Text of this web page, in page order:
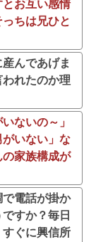
とお互い感情
ちは兄ひと
んであげま
れたのか理
ないの～」
いない」な
家族構成が
電話が掛か
すか？毎日
ぐに興信所